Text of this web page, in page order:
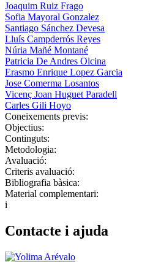
Joaquim Ruiz Frago
Sofia Mayoral Gonzalez
Santiago Sánchez Devesa
Lluís Campderrós Reyes
Núria Mañé Montané
Patricia De Andres Olcina
Erasmo Enrique Lopez Garcia
Jose Comerma Losantos
Vicenç Joan Huguet Paradell
Carles Gili Hoyo
Coneixements previs:
Objectius:
Continguts:
Metodologia:
Avaluació:
Criteris avaluació:
Bibliografia bàsica:
Material complementari:
i
Contacte i ajuda